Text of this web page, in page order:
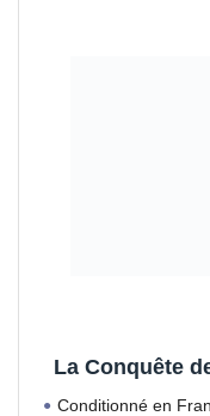
La Conquête
Conditionné en